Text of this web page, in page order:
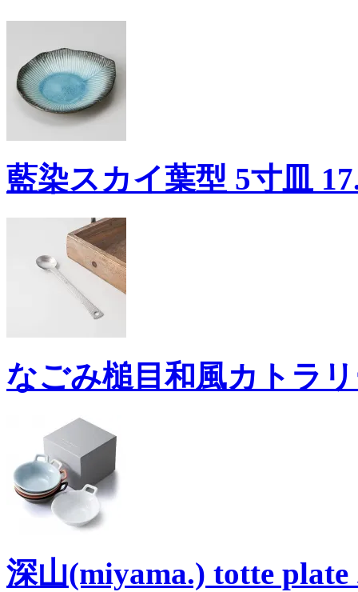
藍染スカイ葉型 5寸皿
なごみ槌目和風カトラ
深山(miyama.) totte